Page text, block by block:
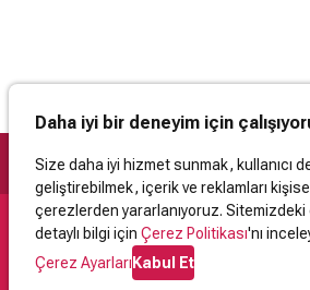
Daha iyi bir deneyim için
Size daha iyi hizmet sunmak, kullanıcı
geliştirebilmek, içerik ve reklamları
çerezlerden yararlanıyoruz.
detaylı bilgi için Çerez Politikası'nı
Çerez AyarlarıKabul Et
Destek
İletişimYardımKullanıcı Sözleşmesi